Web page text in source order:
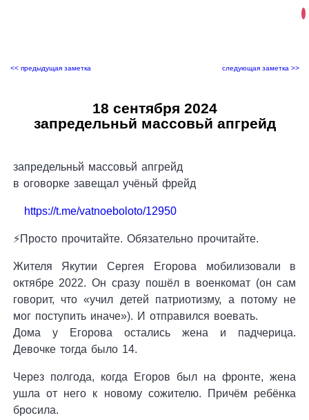
<< предыдущая заметка следующая заметка >>
18 сентября 2024
запредельньй массовьй апгрейд
запредельньй массовьй апгрейд
в оговорке завещал учёньй фрейд
https://t.me/vatnoeboloto/12950
⚡️Просто прочитайте. Обязательно прочитайте.
Жителя Якутии Сергея Егорова мобилизовали в
октябре 2022. Он сразу пошёл в военкомат (он сам
говорит, что «учил детей патриотизму, а потому не
мог поступить иначе»). И отправился воевать.
Дома у Егорова остались жена и падчерица.
Девочке тогда было 14.
Через полгода, когда Егоров был на фронте, жена
ушла от него к новому сожителю. Причём ребёнка
бросила.